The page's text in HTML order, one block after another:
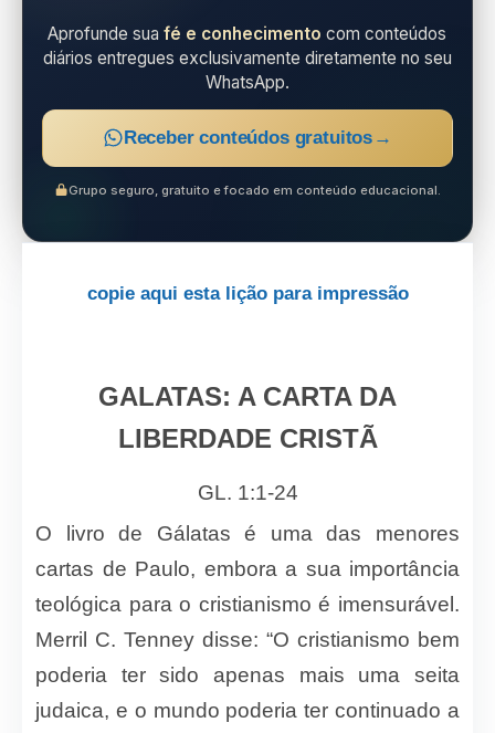
Aprofunde suafé e conhecimento com conteúdos
diários entregues exclusivamente diretamente no seu
WhatsApp.
Receber conteúdos gratuitos →
Grupo seguro, gratuito e focado em conteúdo educacional.
copie aqui esta lição para impressão
GALATAS: A CARTA DA
LIBERDADE CRISTÃ
GL. 1:1-24
O livro de Gálatas é uma das menores
cartas de Paulo, embora a sua importância
teológica para o cristianismo é imensurável.
Merril C. Tenney disse: “O cristianismo bem
poderia ter sido apenas mais uma seita
judaica, e o mundo poderia ter continuado a